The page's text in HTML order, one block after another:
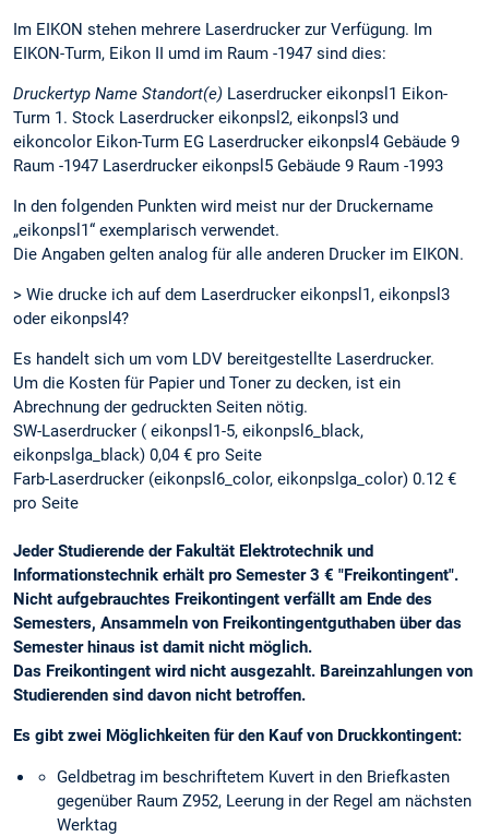
Im EIKON stehen mehrere Laserdrucker zur Verfügung. Im
EIKON-Turm, Eikon II umd im Raum -1947 sind dies:
Druckertyp Name Standort(e) Laserdrucker eikonpsl1 Eikon-
Turm 1. Stock Laserdrucker eikonpsl2, eikonpsl3 und
eikoncolor Eikon-Turm EG Laserdrucker eikonpsl4 Gebäude 9
Raum -1947 Laserdrucker eikonpsl5 Gebäude 9 Raum -1993
In den folgenden Punkten wird meist nur der Druckername
„eikonpsl1“ exemplarisch verwendet.
Die Angaben gelten analog für alle anderen Drucker im EIKON.
> Wie drucke ich auf dem Laserdrucker eikonpsl1, eikonpsl3
oder eikonpsl4?
Es handelt sich um vom LDV bereitgestellte Laserdrucker.
Um die Kosten für Papier und Toner zu decken, ist ein
Abrechnung der gedruckten Seiten nötig.
SW-Laserdrucker ( eikonpsl1-5, eikonpsl6_black,
eikonpslga_black) 0,04 € pro Seite
Farb-Laserdrucker (eikonpsl6_color, eikonpslga_color) 0.12 €
pro Seite
Jeder Studierende der Fakultät Elektrotechnik und
Informationstechnik erhält pro Semester 3 € "Freikontingent".
Nicht aufgebrauchtes Freikontingent verfällt am Ende des
Semesters, Ansammeln von Freikontingentguthaben über das
Semester hinaus ist damit nicht möglich.
Das Freikontingent wird nicht ausgezahlt. Bareinzahlungen von
Studierenden sind davon nicht betroffen.
Es gibt zwei Möglichkeiten für den Kauf von Druckkontingent:
Geldbetrag im beschriftetem Kuvert in den Briefkasten
gegenüber Raum Z952, Leerung in der Regel am nächsten
Werktag